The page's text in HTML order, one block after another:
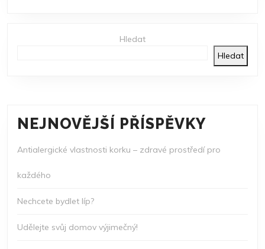
Hledat
Hledat
NEJNOVĚJŠÍ PŘÍSPĚVKY
Antialergické vlastnosti korku – zdravé prostředí pro
každého
Nechcete bydlet líp?
Udělejte svůj domov výjimečný!